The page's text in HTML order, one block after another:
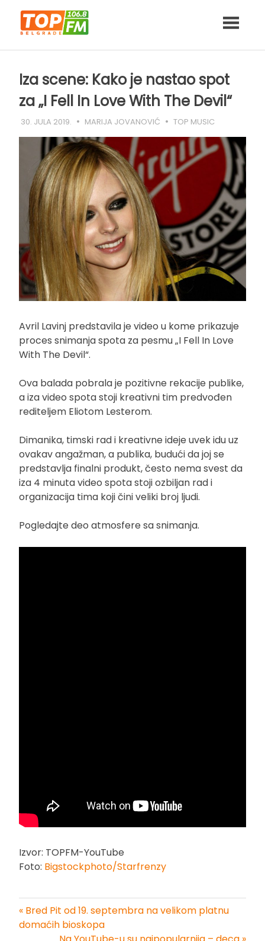
content
Iza scene: Kako je nastao spot
za „I Fell In Love With The Devil“
30. JULA 2019. MARIJA JOVANOVIĆ TOP MUSIC
Avril Lavinj predstavila je video u kome prikazuje
proces snimanja spota za pesmu „I Fell In Love
With The Devil“.
Ova balada pobrala je pozitivne rekacije publike,
a iza video spota stoji kreativni tim predvođen
rediteljem Eliotom Lesterom.
Dimanika, timski rad i kreativne ideje uvek idu uz
ovakav angažman, a publika, budući da joj se
predstavlja finalni produkt, često nema svest da
iza 4 minuta video spota stoji ozbiljan rad i
organizacija tima koji čini veliki broj ljudi.
Pogledajte deo atmosfere sa snimanja.
Izvor: TOPFM-YouTube
Foto: Bigstockphoto/Starfrenzy
Kretanje
« Bred Pit od 19. septembra na velikom platnu
domaćih bioskopa